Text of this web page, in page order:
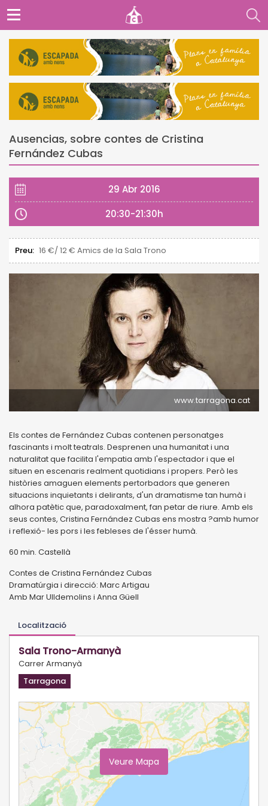
Ausencias, sobre contes de Cristina
Fernández Cubas
29 Abr 2016
20:30-21:30h
Preu: 16 €/ 12 € Amics de la Sala Trono
www.tarragona.cat
Els contes de Fernández Cubas contenen personatges
fascinants i molt teatrals. Desprenen una humanitat i una
naturalitat que facilita l'empatia amb l'espectador i que el
situen en escenaris realment quotidians i propers. Però les
històries amaguen elements pertorbadors que generen
situacions inquietants i delirants, d'un dramatisme tan humà i
alhora patètic que, paradoxalment, fan petar de riure. Amb els
seus contes, Cristina Fernández Cubas ens mostra ?amb humor
i reflexió- les pors i les febleses de l'ésser humà.
60 min. Castellà
Contes de Cristina Fernández Cubas
Dramatúrgia i direcció: Marc Artigau
Amb Mar Ulldemolins i Anna Güell
Localització
Sala Trono-Armanyà
Carrer Armanyà
Tarragona
Veure Mapa